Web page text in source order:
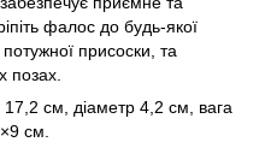
фалос до будь-якої
присоски, та
позах.
см, діаметр 4,2 см, вага
см.